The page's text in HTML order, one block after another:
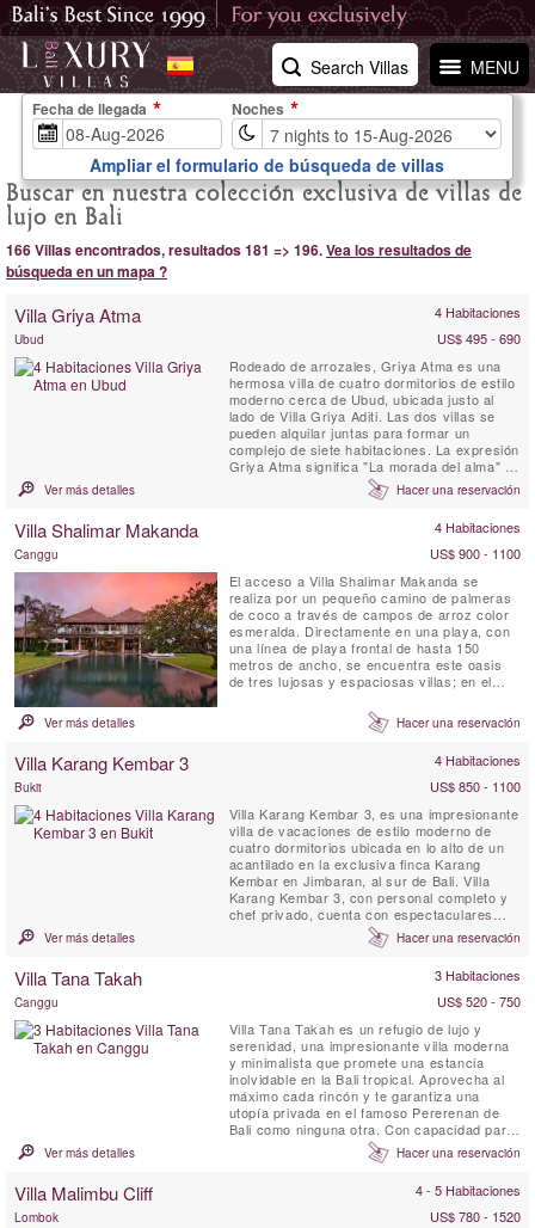
MENU
Search Villas
Buscar en nuestra colección exclusiva de villas de
lujo en Bali
166 Villas encontrados, resultados 181 => 196.Vea los resultados de
búsqueda en un mapa ?
Villa Griya Atma 4 Habitaciones
Ubud
US$ 495 - 690
Rodeado de arrozales, Griya Atma es una
hermosa villa de cuatro dormitorios de estilo
moderno cerca de Ubud, ubicada justo al
lado de Villa Griya Aditi. Las dos villas se
pueden alquilar juntas para formar un
complejo de siete habitaciones. La expresión
Griya Atma significa "La morada del alma" en
sánscrito. Villa Griya Atma se encuentra en
el agradable pueblo de Tengkulak Kelod, a
Con vistas a un paisaje de arrozales y
Ver más detalles Hacer una reservación
Villa Shalimar Makanda 4 Habitaciones
Canggu
US$ 900 - 1100
El acceso a Villa Shalimar Makanda se
realiza por un pequeño camino de palmeras
de coco a través de campos de arroz color
esmeralda. Directamente en una playa, con
una línea de playa frontal de hasta 150
metros de ancho, se encuentra este oasis
de tres lujosas y espaciosas villas; en el
suroeste de Bali. SHALIMAR se caracteriza
por una arquitectura tropical contemporánea,
Ver más detalles Hacer una reservación
Villa Karang Kembar 3 4 Habitaciones
Bukit
US$ 850 - 1100
Villa Karang Kembar 3, es una impresionante
villa de vacaciones de estilo moderno de
cuatro dormitorios ubicada en lo alto de un
acantilado en la exclusiva finca Karang
Kembar en Jimbaran, al sur de Bali. Villa
Karang Kembar 3, con personal completo y
chef privado, cuenta con espectaculares
vistas al océano al atardecer, una piscina
infinita de 15 metros, cenador de día al aire
equipada y espacios interiores y exteriores.
Ver más detalles Hacer una reservación
Villa Tana Takah 3 Habitaciones
Canggu
US$ 520 - 750
Villa Tana Takah es un refugio de lujo y
serenidad, una impresionante villa moderna
y minimalista que promete una estancia
inolvidable en la Bali tropical. Aprovecha al
máximo cada rincón y te garantiza una
utopía privada en el famoso Pererenan de
Bali como ninguna otra. Con capacidad para
un total de 6 adultos, esta propiedad de 3
dormitorios ofrece un santuario privado para
dormitorios tienen baño privado, mientras
Ver más detalles Hacer una reservación
Villa Malimbu Cliff 4 - 5 Habitaciones
Lombok
US$ 780 - 1520
Fecha de llegada Noches
Ampliar el formulario de búsqueda de villas